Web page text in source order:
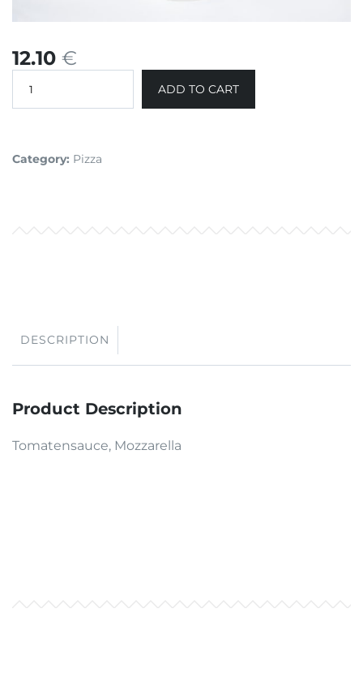
12.10 €
ADD TO CART
Category: Pizza
DESCRIPTION
Product Description
Tomatensauce, Mozzarella